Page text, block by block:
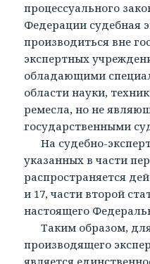
процессуального
Федерации судебная
производиться вне
экспертных
обладающими
области науки,
ремесла, но не
государственными
На судебно-
указанных в части
распространяется
и 17, части второй
настоящего
Таким образом, для
производящего